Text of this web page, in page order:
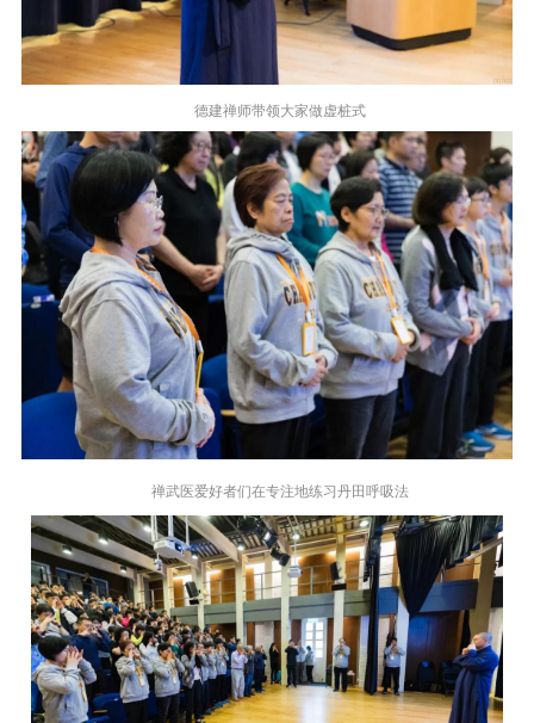
德建禅师带领大家做虚桩式
禅武医爱好者们在专注地练习丹田呼吸法